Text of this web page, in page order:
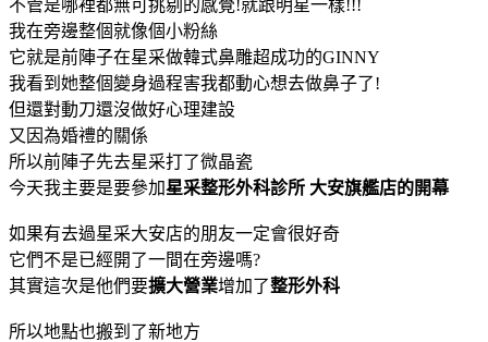
不管是哪裡都無可挑剔的感覺!就跟明星一樣!!!
我在旁邊整個就像個小粉絲
它就是前陣子在星采做韓式鼻雕超成功的GINNY
我看到她整個變身過程害我都動心想去做鼻子了!
但還對動刀還沒做好心理建設
又因為婚禮的關係
所以前陣子先去星采打了微晶瓷
今天我主要是要參加星采整形外科診所 大安旗艦店的開幕
如果有去過星采大安店的朋友一定會很好奇
它們不是已經開了一間在旁邊嗎?
其實這次是他們要擴大營業增加了整形外科
所以地點也搬到了新地方